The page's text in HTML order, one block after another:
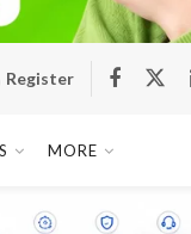
Register
MORE